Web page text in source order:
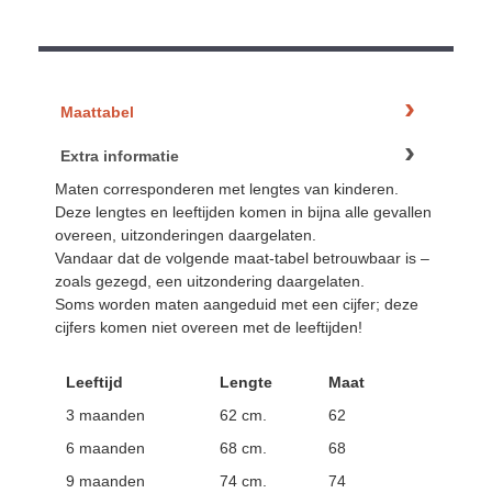
Maattabel
Extra informatie
Maten corresponderen met lengtes van kinderen.
Deze lengtes en leeftijden komen in bijna alle gevallen
overeen, uitzonderingen daargelaten.
Vandaar dat de volgende maat-tabel betrouwbaar is –
zoals gezegd, een uitzondering daargelaten.
Soms worden maten aangeduid met een cijfer; deze
cijfers komen niet overeen met de leeftijden!
Leeftijd Lengte
Maat
3 maanden
62 cm.
62
6 maanden
68 cm.
68
9 maanden
74 cm.
74